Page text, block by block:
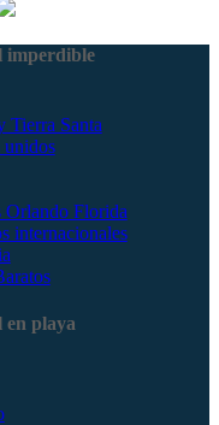
imperdible
Tierra Santa
unidos
Orlando Florida
internacionales
en playa